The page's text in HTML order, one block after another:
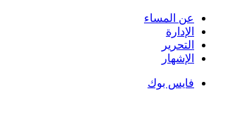
عن المساء
الإدارة
التحرير
الإشهار
فايس بوك